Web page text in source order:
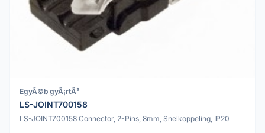
EgyÃ©b gyÃ¡rtÃ³
LS-JOINT700158
LS-JOINT700158 Connector, 2-Pins, 8mm, Snelkoppeling, IP20